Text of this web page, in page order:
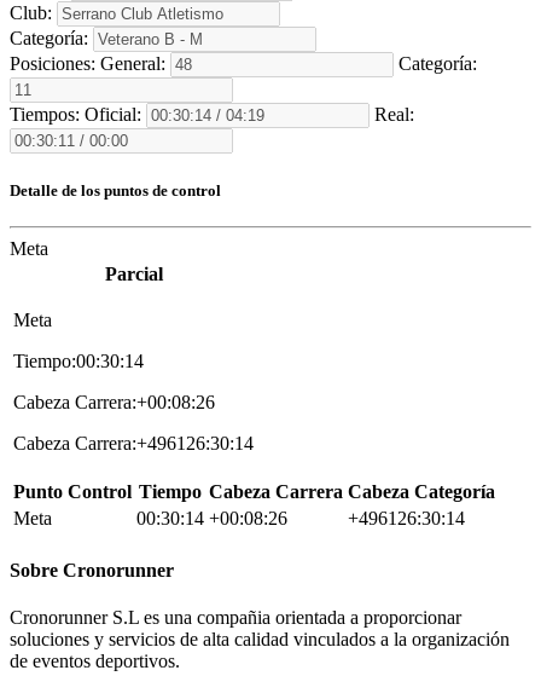
Club:
Categoría:
Posiciones: General: Categoría:
Tiempos: Oficial: Real:
Detalle de los puntos de control
Meta
Parcial
Meta
Tiempo:00:30:14
Cabeza Carrera:+00:08:26
Cabeza Carrera:+496126:30:14
Punto Control Tiempo Cabeza Carrera Cabeza Categoría
Meta
00:30:14 +00:08:26 +496126:30:14
Sobre Cronorunner
Cronorunner S.L es una compañia orientada a proporcionar
soluciones y servicios de alta calidad vinculados a la organización
de eventos deportivos.